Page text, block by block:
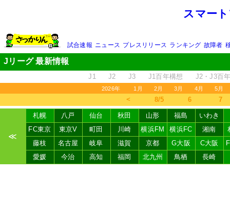
スマー
試合速報 ニュース プレスリリース ランキング 故障者
Jリーグ 最新情報
J1 J2 J3 J1百年構想 J2・J3百
2026年 1月 2月 3月 4月 5月
＜ 8/5 6 7
≪
札幌 八戸 仙台 秋田 山形 福島
いわき
FC東京
東京V 町田 川崎 横浜FM 横浜FC 湘南
藤枝
名古屋 岐阜 滋賀 京都 G大阪 C大阪
愛媛
今治 高知 福岡 北九州 鳥栖 長崎